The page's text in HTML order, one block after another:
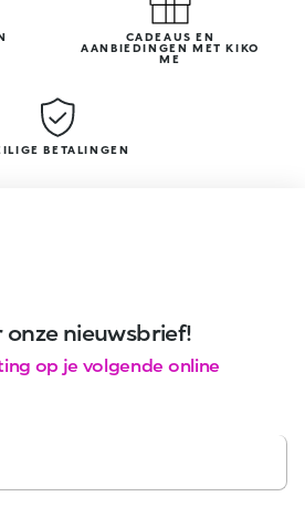
CADEAUS EN
AANBIEDINGEN MET KIKO
ME
BETALINGEN
nieuwsbrief!
op je volgende online